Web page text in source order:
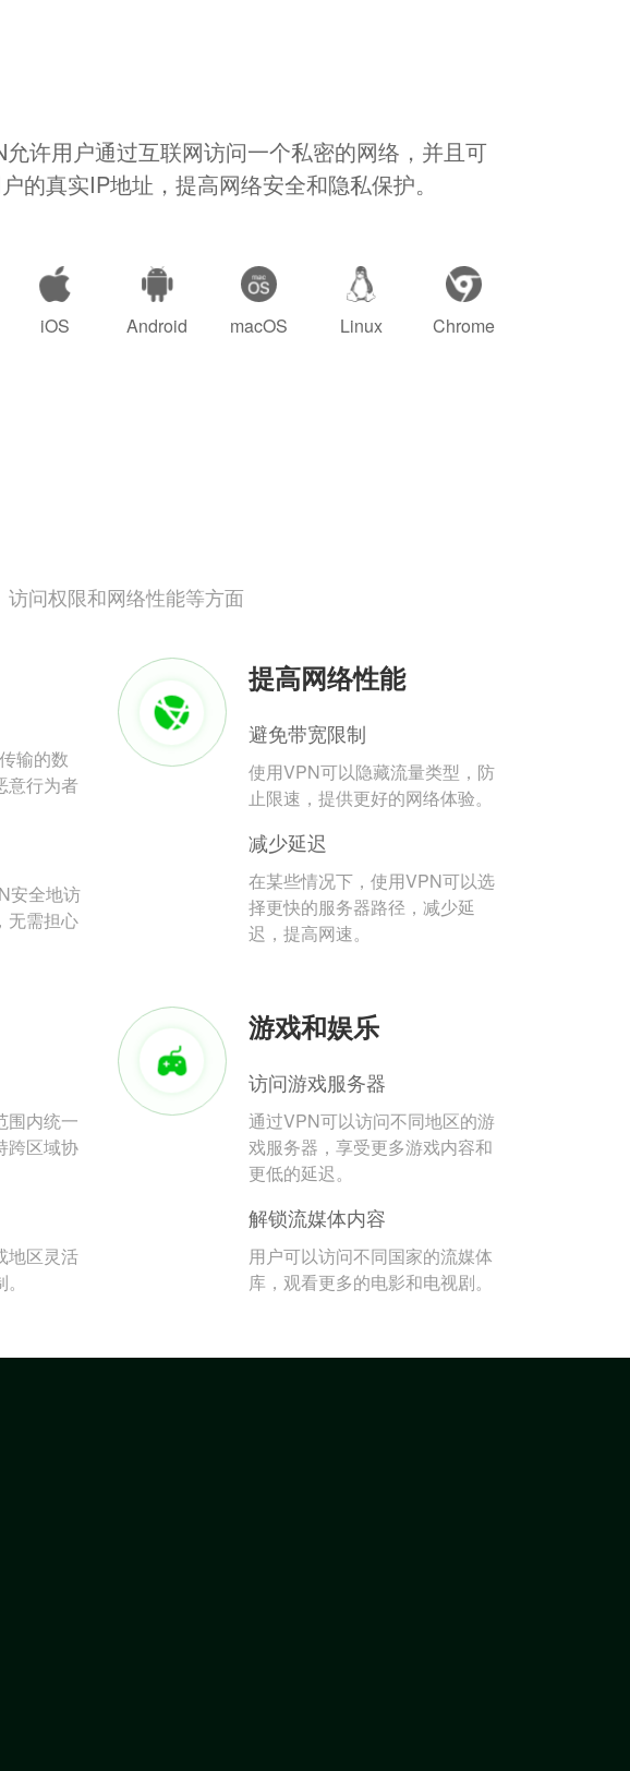
允许用户通过互联网访问一个私密的网络，并且可
的真实IP地址，提高网络安全和隐私保护。
iOS Android macOS Linux Chrome
问权限和网络性能等方面
输的数
意行为者
安全地访
无需担心
提高网络性能
避免带宽限制
使用VPN可以隐藏流量类型，防
止限速，提供更好的网络体验。
减少延迟
在某些情况下，使用VPN可以选
择更快的服务器路径，减少延
迟，提高网速。
围内统一
跨区域协
地区灵活
游戏和娱乐
访问游戏服务器
通过VPN可以访问不同地区的游
戏服务器，享受更多游戏内容和
更低的延迟。
解锁流媒体内容
用户可以访问不同国家的流媒体
库，观看更多的电影和电视剧。